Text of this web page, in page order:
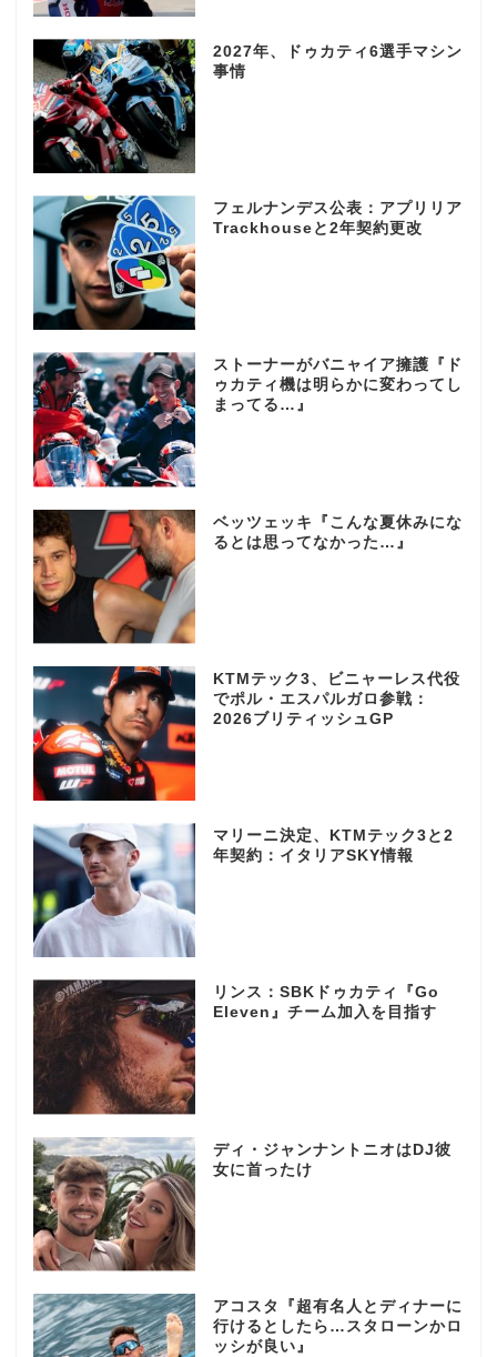
2027年、ドゥカティ6選手マシン
事情
フェルナンデス公表：アプリリア
Trackhouseと2年契約更改
ストーナーがバニャイア擁護『ド
ゥカティ機は明らかに変わってし
まってる…』
ベッツェッキ『こんな夏休みにな
るとは思ってなかった…』
KTMテック3、ビニャーレス代役
でポル・エスパルガロ参戦：
2026ブリティッシュGP
マリーニ決定、KTMテック3と2
年契約：イタリアSKY情報
リンス：SBKドゥカティ『Go
Eleven』チーム加入を目指す
ディ・ジャンナントニオはDJ彼
女に首ったけ
アコスタ『超有名人とディナーに
行けるとしたら…スタローンかロ
ッシが良い』